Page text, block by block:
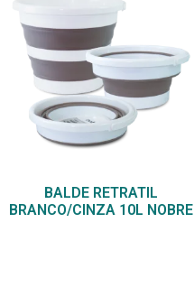
BALDE RETRATIL
BRANCO/CINZA 10L NOBRE